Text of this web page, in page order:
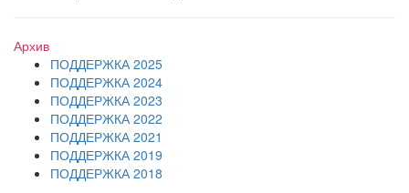
Архив
ПОДДЕРЖКА 2025
ПОДДЕРЖКА 2024
ПОДДЕРЖКА 2023
ПОДДЕРЖКА 2022
ПОДДЕРЖКА 2021
ПОДДЕРЖКА 2019
ПОДДЕРЖКА 2018